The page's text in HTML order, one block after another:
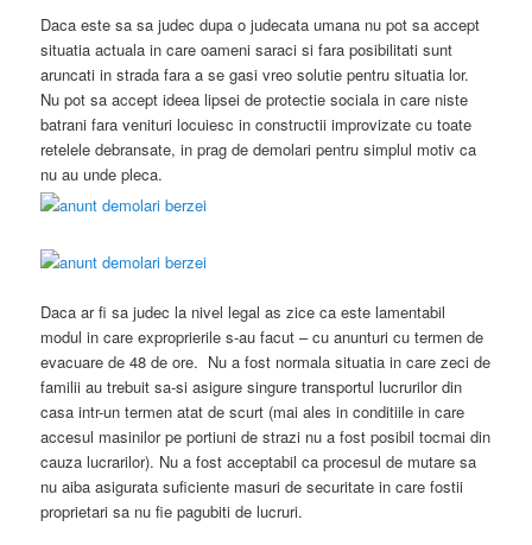
Daca este sa sa judec dupa o judecata umana nu pot sa accept
situatia actuala in care oameni saraci si fara posibilitati sunt
aruncati in strada fara a se gasi vreo solutie pentru situatia lor.
Nu pot sa accept ideea lipsei de protectie sociala in care niste
batrani fara venituri locuiesc in constructii improvizate cu toate
retelele debransate, in prag de demolari pentru simplul motiv ca
nu au unde pleca.
Daca ar fi sa judec la nivel legal as zice ca este lamentabil
modul in care exproprierile s-au facut – cu anunturi cu termen de
evacuare de 48 de ore. Nu a fost normala situatia in care zeci de
familii au trebuit sa-si asigure singure transportul lucrurilor din
casa intr-un termen atat de scurt (mai ales in conditiile in care
accesul masinilor pe portiuni de strazi nu a fost posibil tocmai din
cauza lucrarilor). Nu a fost acceptabil ca procesul de mutare sa
nu aiba asigurata suficiente masuri de securitate in care fostii
proprietari sa nu fie pagubiti de lucruri.